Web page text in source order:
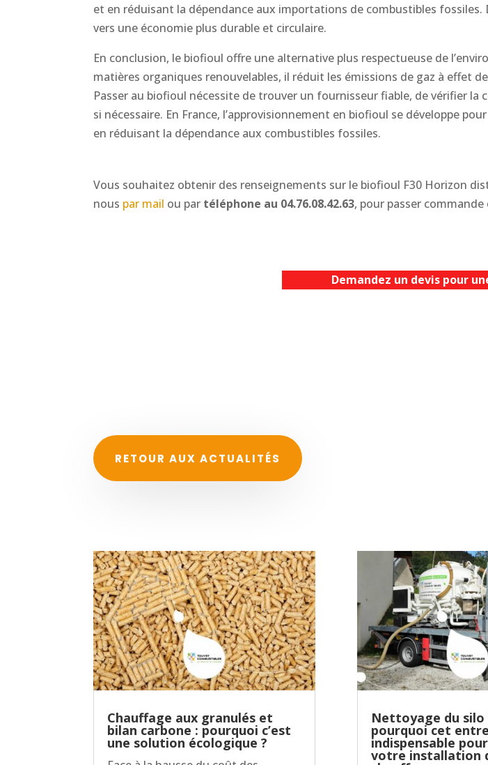
et en réduisant la dépendance aux importations de combustibles
vers une économie plus durable et circulaire.
En conclusion, le biofioul offre une alternative plus respectueuse de
matières organiques renouvelables, il réduit les émissions de gaz à effet
Passer au biofioul nécessite de trouver un fournisseur fiable, de vérifier
si nécessaire. En France, l’approvisionnement en biofioul se développe
en réduisant la dépendance aux combustibles fossiles.
Vous souhaitez obtenir des renseignements sur le biofioul F30 Horizon
nous par mail ou par téléphone au 04.76.08.42.63, pour passer
Demandez un devis pour
RETOUR AUX ACTUALITÉS
Chauffage aux granulés et
bilan carbone : pourquoi c’est
une solution écologique ?
Nettoyage du silo
pourquoi cet
indispensable
votre installation